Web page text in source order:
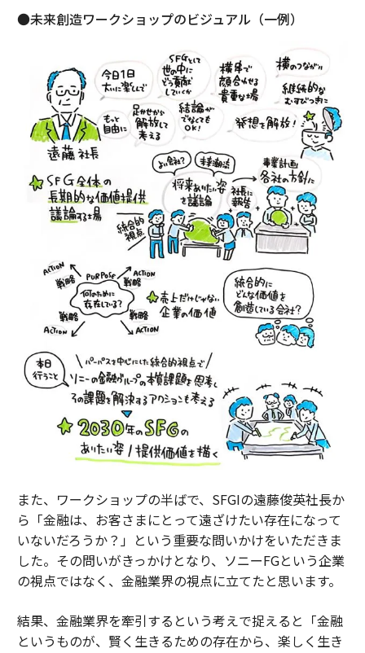
●未来創造ワークショップのビジュアル（一例）
また、ワークショップの半ばで、SFGIの遠藤俊英社長か
ら「金融は、お客さまにとって遠ざけたい存在になって
いないだろうか？」という重要な問いかけをいただきま
した。その問いがきっかけとなり、ソニーFGという企業
の視点ではなく、金融業界の視点に立てたと思います。
結果、金融業界を牽引するという考えで捉えると「金融
というものが、賢く生きるための存在から、楽しく生き